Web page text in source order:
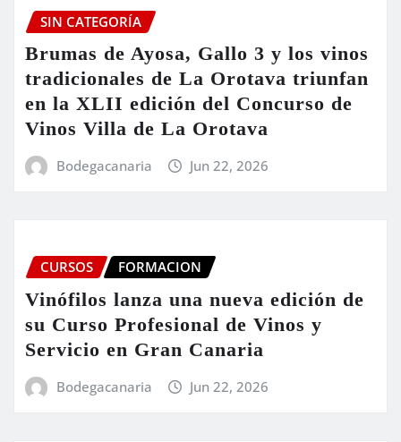
SIN CATEGORÍA
Brumas de Ayosa, Gallo 3 y los vinos
tradicionales de La Orotava triunfan
en la XLII edición del Concurso de
Vinos Villa de La Orotava
Bodegacanaria Jun 22, 2026
CURSOS FORMACION
Vinófilos lanza una nueva edición de
su Curso Profesional de Vinos y
Servicio en Gran Canaria
Bodegacanaria Jun 22, 2026